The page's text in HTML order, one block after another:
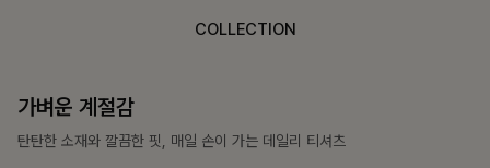
COLLECTION
가장 쉬운 코디
특별한 날부터 일상까지 함께하는 룩